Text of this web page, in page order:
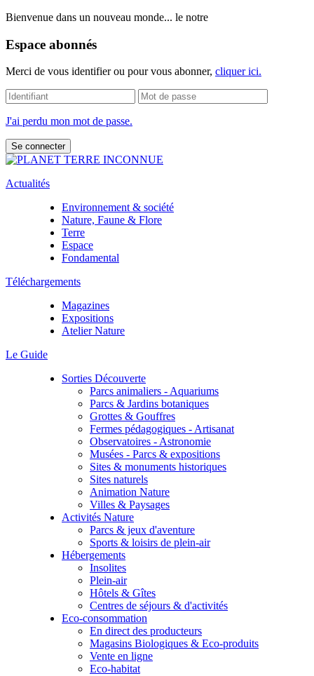
Bienvenue dans un nouveau monde... le notre
Espace abonnés
Merci de vous identifier ou pour vous abonner, cliquer ici.
J'ai perdu mon mot de passe.
Actualités
Environnement & société
Nature, Faune & Flore
Terre
Espace
Fondamental
Téléchargements
Magazines
Expositions
Atelier Nature
Le Guide
Sorties Découverte
Parcs animaliers - Aquariums
Parcs & Jardins botaniques
Grottes & Gouffres
Fermes pédagogiques - Artisanat
Observatoires - Astronomie
Musées - Parcs & expositions
Sites & monuments historiques
Sites naturels
Animation Nature
Villes & Paysages
Activités Nature
Parcs & jeux d'aventure
Sports & loisirs de plein-air
Hébergements
Insolites
Plein-air
Hôtels & Gîtes
Centres de séjours & d'activités
Eco-consommation
En direct des producteurs
Magasins Biologiques & Eco-produits
Vente en ligne
Eco-habitat